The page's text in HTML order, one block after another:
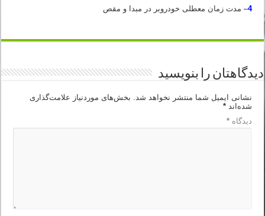
4
– مدت زمان معطلی خودروبر در مبدا و مقص
دیدگاهتان را بنویسید
نشانی ایمیل شما منتشر نخواهد شد.
بخش‌های موردنیاز علامت‌گذاری
شده‌اند*
دیدگاه*